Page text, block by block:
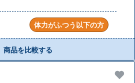
体力がふつう以下の方
商品を比較する